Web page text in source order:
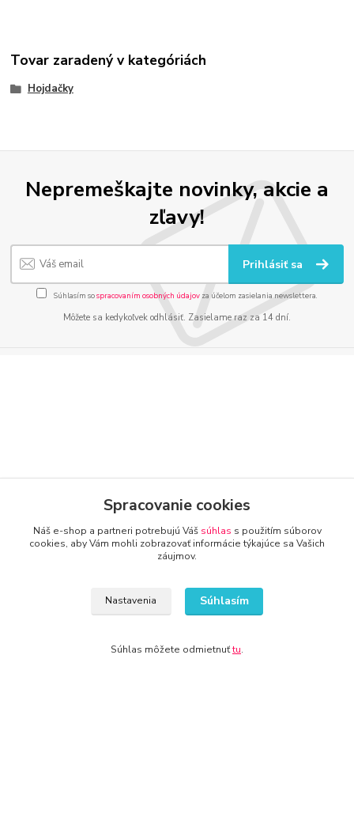
Tovar zaradený v kategóriách
Hojdačky
Nepremeškajte novinky, akcie a
zľavy!
Prihlásiť sa
Súhlasím sospracovaním osobných údajov za účelom zasielania newslettera.
Môžete sa kedykoľvek odhlásiť. Zasielame raz za 14 dní.
Spracovanie cookies
Náš e-shop a partneri potrebujú Váš súhlas s použitím súborov
cookies, aby Vám mohli zobrazovať informácie týkajúce sa Vašich
záujmov.
Nastavenia Súhlasím
Súhlas môžete odmietnuťtu.